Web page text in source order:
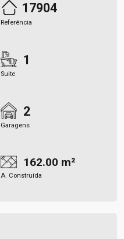
17904
Referência
1
Suite
2
Garagens
162.00 m²
A. Construída